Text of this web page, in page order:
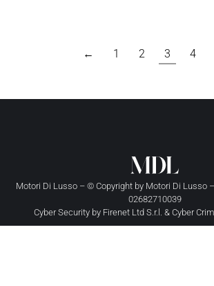
← 1 2 3 4
Motori Di Lusso – © Copyright by Motori Di Lusso–
02682710039
Cyber Security by Firenet Ltd S.r.l. & Cyber